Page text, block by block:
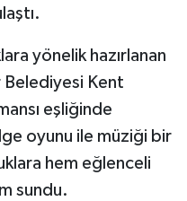
yönelik hazırlanan
Belediyesi Kent
eşliğinde
oyunu ile müziği bir
hem eğlenceli
sundu.